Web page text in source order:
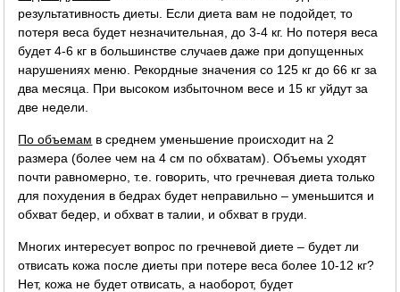
результативность диеты. Если диета вам не подойдет, то
потеря веса будет незначительная, до 3-4 кг. Но потеря веса
будет 4-6 кг в большинстве случаев даже при допущенных
нарушениях меню. Рекордные значения со 125 кг до 66 кг за
два месяца. При высоком избыточном весе и 15 кг уйдут за
две недели.
По объемам в среднем уменьшение происходит на 2
размера (более чем на 4 см по обхватам). Объемы уходят
почти равномерно, т.е. говорить, что гречневая диета только
для похудения в бедрах будет неправильно – уменьшится и
обхват бедер, и обхват в талии, и обхват в груди.
Многих интересует вопрос по гречневой диете – будет ли
отвисать кожа после диеты при потере веса более 10-12 кг?
Нет, кожа не будет отвисать, а наоборот, будет